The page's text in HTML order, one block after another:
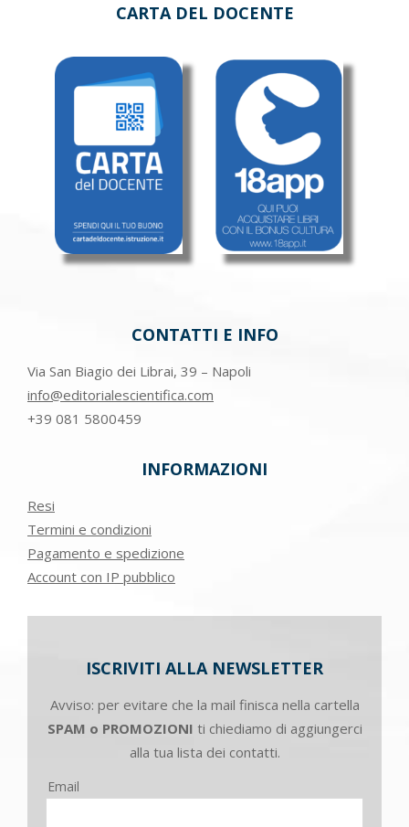
CARTA DEL DOCENTE
CONTATTI E INFO
Via San Biagio dei Librai, 39 – Napoli
info@editorialescientifica.com
+39 081 5800459
INFORMAZIONI
Resi
Termini e condizioni
Pagamento e spedizione
Account con IP pubblico
ISCRIVITI ALLA NEWSLETTER
Avviso: per evitare che la mail finisca nella cartella
SPAM o PROMOZIONI ti chiediamo di aggiungerci
alla tua lista dei contatti.
Email